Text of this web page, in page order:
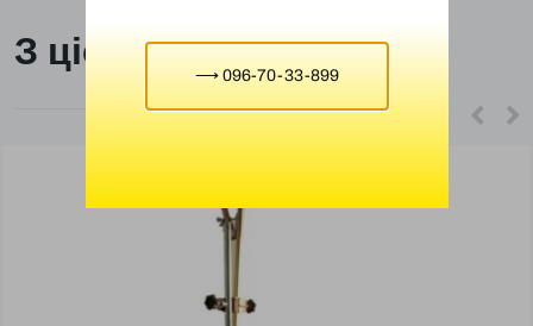
З цієї ж категорії
⟶ 096-70-33-899